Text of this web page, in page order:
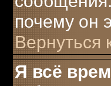
почему он
Вернуться
Я всё